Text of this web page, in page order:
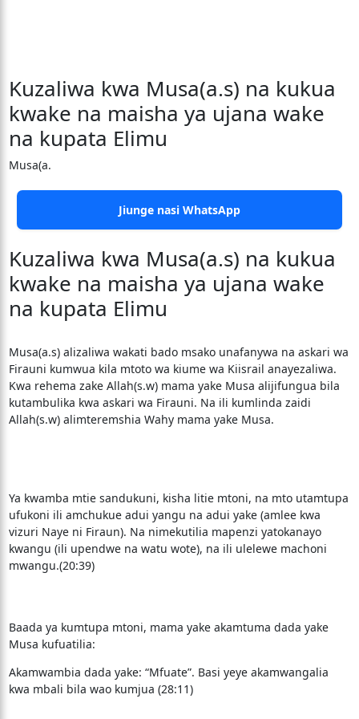
Kuzaliwa kwa Musa(a.s) na kukua
kwake na maisha ya ujana wake
na kupata Elimu
Musa(a.
Jiunge nasi WhatsApp
Kuzaliwa kwa Musa(a.s) na kukua
kwake na maisha ya ujana wake
na kupata Elimu
Musa(a.s) alizaliwa wakati bado msako unafanywa na askari wa
Firauni kumwua kila mtoto wa kiume wa Kiisrail anayezaliwa.
Kwa rehema zake Allah(s.w) mama yake Musa alijifungua bila
kutambulika kwa askari wa Firauni. Na ili kumlinda zaidi
Allah(s.w) alimteremshia Wahy mama yake Musa.
Ya kwamba mtie sandukuni, kisha litie mtoni, na mto utamtupa
ufukoni ili amchukue adui yangu na adui yake (amlee kwa
vizuri Naye ni Firaun). Na nimekutilia mapenzi yatokanayo
kwangu (ili upendwe na watu wote), na ili ulelewe machoni
mwangu.(20:39)
Baada ya kumtupa mtoni, mama yake akamtuma dada yake
Musa kufuatilia:
Akamwambia dada yake: “Mfuate”. Basi yeye akamwangalia
kwa mbali bila wao kumjua (28:11)